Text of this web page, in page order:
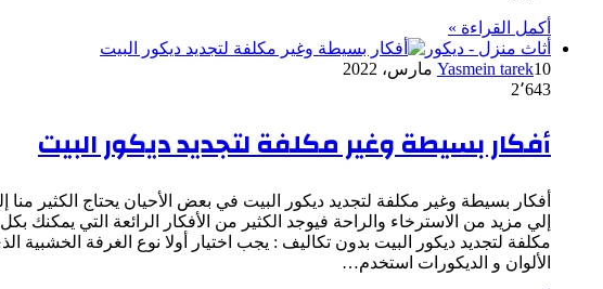
أكمل القراءة »
أثاث منزل - ديكور
Yasmein tarek10 مارس، 2022
2٬643
أفكار بسيطة وغير مكلفة لتجديد ديكور البيت
أفكار بسيطة وغير مكلفة لتجديد ديكور البيت في بعض الأحيان يحتاج الكثير
إلي مزيد من الاسترخاء والراحة فيوجد الكثير من الأفكار الرائعة التي
مكلفة لتجديد ديكور البيت بدون تكاليف : يجب اختيار أولا نوع الغرفة
الألوان و الديكورات استخدم…